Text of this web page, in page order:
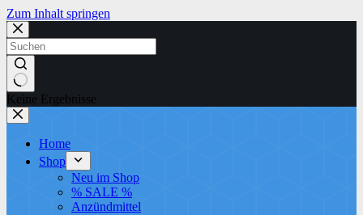
Zum Inhalt springen
Keine Ergebnisse
Home
Shop
Neu im Shop
% SALE %
Anzündmittel